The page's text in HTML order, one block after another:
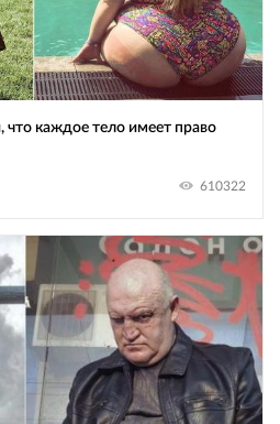
каждое тело имеет право
610322